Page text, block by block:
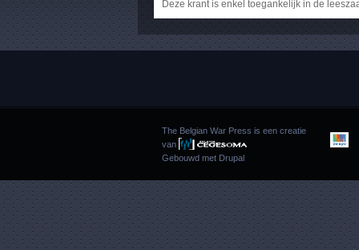
Deze krant is enkel toegankelijk in de
The Belgian War Press is een creatie
van
Gebouwd met Drupal